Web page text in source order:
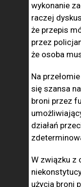
wykonanie
raczej
że przepis
przez
że osoba
Na
się szansa
broni przez
działań
W związku z
użycia broni